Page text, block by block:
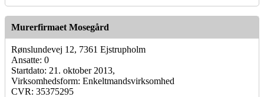
Murerfirmaet Mosegård
Rønslundevej 12, 7361 Ejstrupholm
Ansatte: 0
Startdato: 21. oktober 2013,
Virksomhedsform: Enkeltmandsvirksomhed
CVR: 35375295